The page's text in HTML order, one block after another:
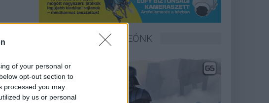
of your personal or
opt-out section to
processed you may
by us or personal
LEGFRISSEBB VIDEÓNK